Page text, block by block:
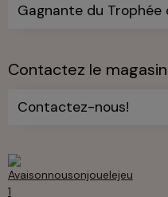
Gagnante du Trophée
Contactez le
Contactez-nous!